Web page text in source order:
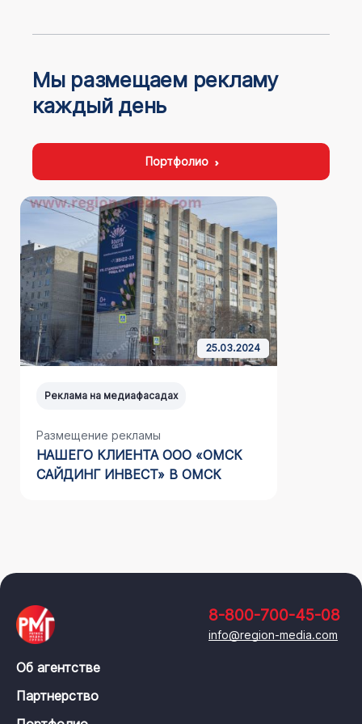
Мы размещаем рекламу
каждый день
Портфолио
25.03.2024
Реклама на медиафасадах
Размещение рекламы
НАШЕГО КЛИЕНТА ООО «ОМСК
САЙДИНГ ИНВЕСТ» В ОМСК
8-800-700-45-08
info@region-media.com
Об агентстве
Партнерство